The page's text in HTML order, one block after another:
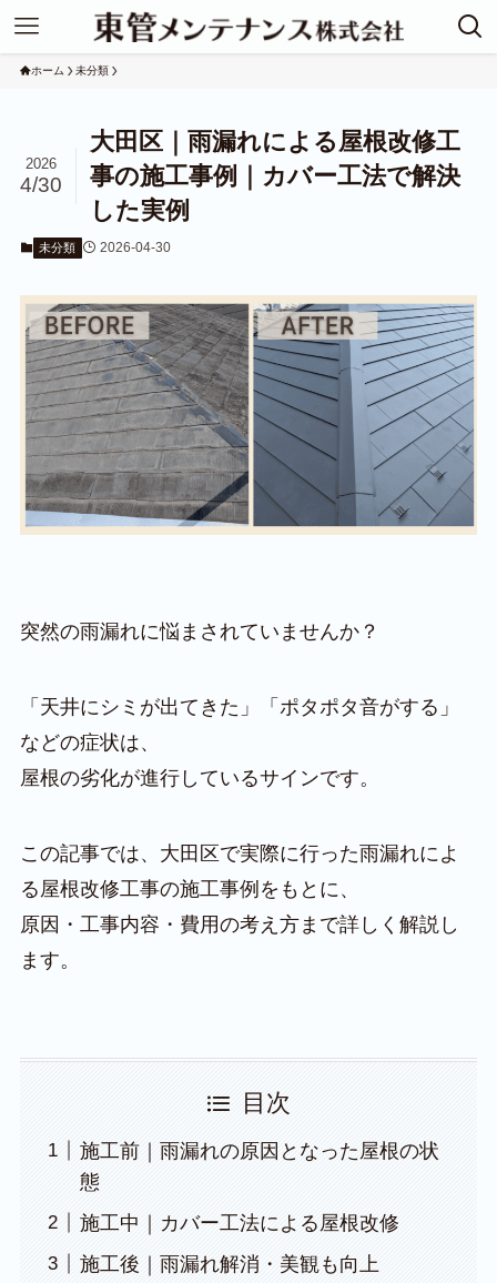
ホーム 未分類
大田区｜雨漏れによる屋根改修工
事の施工事例｜カバー工法で解決
した実例
2026
4/30
未分類 2026-04-30
突然の雨漏れに悩まされていませんか？
「天井にシミが出てきた」「ポタポタ音がする」
などの症状は、
屋根の劣化が進行しているサインです。
この記事では、大田区で実際に行った雨漏れによ
る屋根改修工事の施工事例をもとに、
原因・工事内容・費用の考え方まで詳しく解説し
ます。
目次
施工前｜雨漏れの原因となった屋根の状
態
施工中｜カバー工法による屋根改修
施工後｜雨漏れ解消・美観も向上